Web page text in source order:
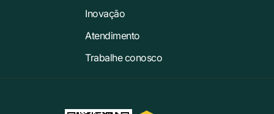
Inovação
Atendimento
Trabalhe conosco